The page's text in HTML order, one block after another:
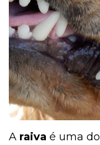
A raiva é uma